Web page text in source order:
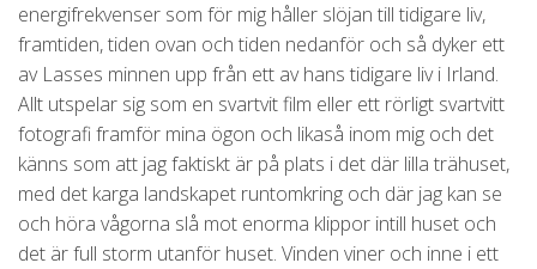
energifrekvenser som för mig håller slöjan till tidigare liv,
framtiden, tiden ovan och tiden nedanför och så dyker ett
av Lasses minnen upp från ett av hans tidigare liv i Irland.
Allt utspelar sig som en svartvit film eller ett rörligt svartvitt
fotografi framför mina ögon och likaså inom mig och det
känns som att jag faktiskt är på plats i det där lilla trähuset,
med det karga landskapet runtomkring och där jag kan se
och höra vågorna slå mot enorma klippor intill huset och
det är full storm utanför huset. Vinden viner och inne i ett